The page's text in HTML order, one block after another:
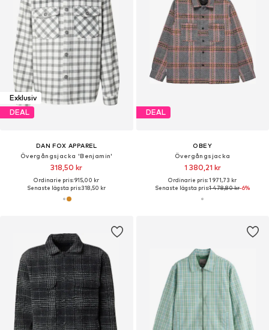
Exklusiv
DEAL
DAN FOX APPAREL
Övergångsjacka 'Benjamin'
318,50 kr
Ordinarie pris: 915,00 kr
Senaste lägsta pris:318,50 kr
DEAL
OBEY
Övergångsjacka
1 380,21 kr
Ordinarie pris: 1 971,73 kr
Senaste lägsta pris:1 478,80 kr-6%